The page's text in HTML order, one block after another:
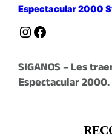
Espectacular 2000
Instagram Facebook
SIGANOS – Les
Espectacular 2000.